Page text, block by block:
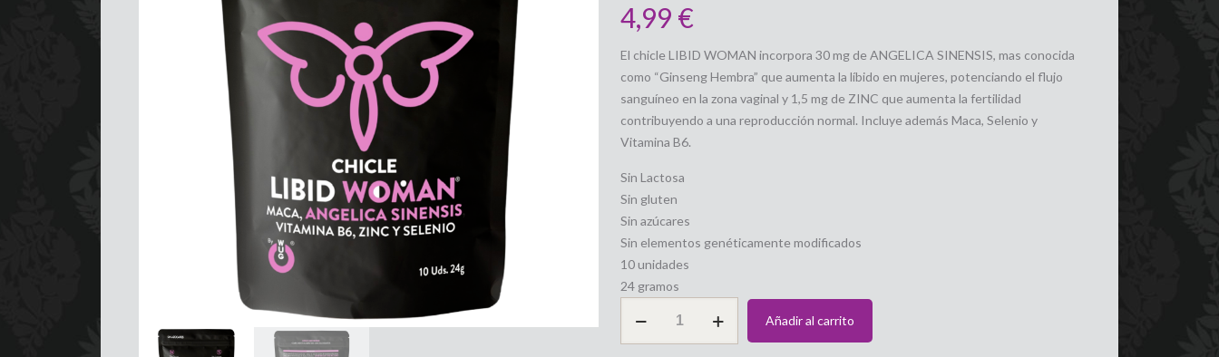
4,99 €
El chicle LIBID WOMAN incorpora 30 mg de ANGELICA SINENSIS, mas conocida
como “Ginseng Hembra” que aumenta la líbido en mujeres, potenciando el flujo
sanguíneo en la zona vaginal y 1,5 mg de ZINC que aumenta la fertilidad
contribuyendo a una reproducción normal. Incluye además Maca, Selenio y
Vitamina B6.
Sin Lactosa
Sin gluten
Sin azúcares
Sin elementos genéticamente modificados
10 unidades
24 gramos
Añadir al carrito